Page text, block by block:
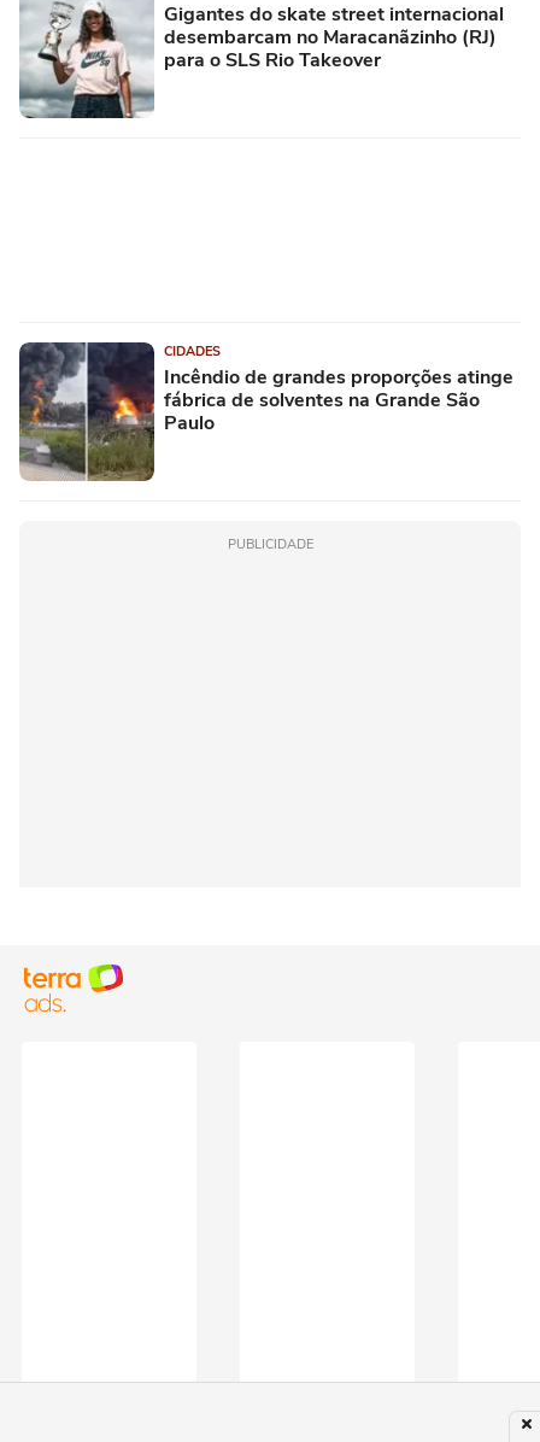
Gigantes do skate street internacional
desembarcam no Maracanãzinho (RJ)
para o SLS Rio Takeover
CIDADES
Incêndio de grandes proporções atinge
fábrica de solventes na Grande São
Paulo
PUBLICIDADE